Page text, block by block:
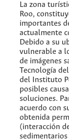
La zona
Roo,
importantes
actualmente
Debido a su
vulnerable a
de imágenes
Tecnología
del Instituto
posibles
soluciones.
acuerdo con
obtenida
(interacción